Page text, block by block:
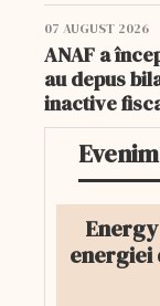
07 AUGUST 2026
ANAF a
au depus
inactive
Energy
energiei